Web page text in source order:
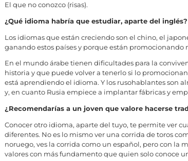
El que no conozco (risas).
¿Qué idioma habría que estudiar, aparte del inglés?
Los idiomas que están creciendo son el chino, el
ganando estos países y porque están promocionando
En el mundo árabe tienen dificultades para la
historia y que puede volver a tenerlo si lo
está aprendiendo el idioma. Y los rusohablantes son
y, en cuanto Rusia empiece a implantar fábricas y
¿Recomendarías a un joven que valore hacerse
Conocer otro idioma, aparte del tuyo, te permite ver
diferentes. No es lo mismo ver una corrida de toros
noruego, ves la corrida como un español, pero con la
valores con más fundamento que quien solo conoce